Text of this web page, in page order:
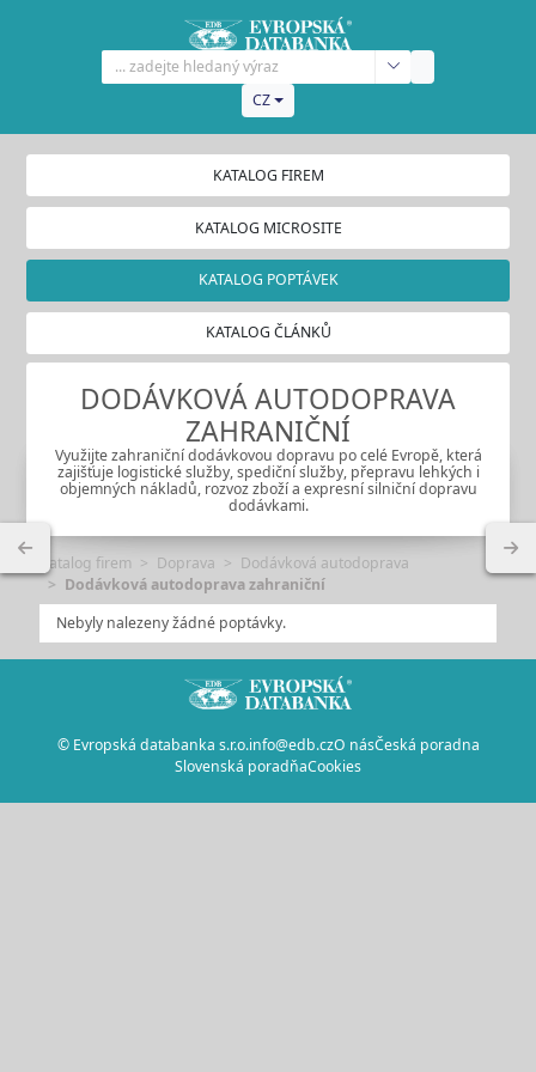
CZ
KATALOG FIREM
KATALOG MICROSITE
KATALOG POPTÁVEK
KATALOG ČLÁNKŮ
DODÁVKOVÁ AUTODOPRAVA
ZAHRANIČNÍ
Využijte zahraniční dodávkovou dopravu po celé Evropě, která
zajišťuje logistické služby, spediční služby, přepravu lehkých i
objemných nákladů, rozvoz zboží a expresní silniční dopravu
dodávkami.
Katalog firem Doprava
Dodávková autodoprava
Dodávková autodoprava zahraniční
Nebyly nalezeny žádné poptávky.
© Evropská databanka s.r.o.info@edb.czO násČeská poradna
Slovenská poradňaCookies